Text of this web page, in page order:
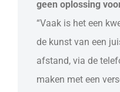
geen oplossing
“Vaak is het een
de kunst van een
afstand, via de
maken met een